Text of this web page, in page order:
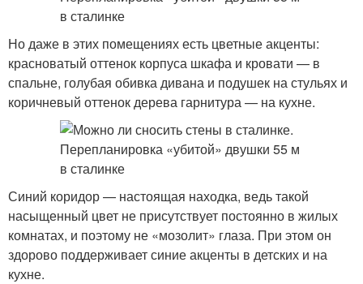
Но даже в этих помещениях есть цветные акценты:
красноватый оттенок корпуса шкафа и кровати — в
спальне, голубая обивка дивана и подушек на стульях и
коричневый оттенок дерева гарнитура — на кухне.
Синий коридор — настоящая находка, ведь такой
насыщенный цвет не присутствует постоянно в жилых
комнатах, и поэтому не «мозолит» глаза. При этом он
здорово поддерживает синие акценты в детских и на
кухне.